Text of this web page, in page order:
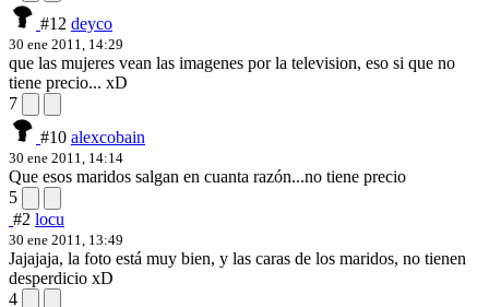
#12 deyco
30 ene 2011, 14:29
que las mujeres vean las imagenes por la television, eso si que no
tiene precio... xD
7
#10 alexcobain
30 ene 2011, 14:14
Que esos maridos salgan en cuanta razón...no tiene precio
5
#2 locu
30 ene 2011, 13:49
Jajajaja, la foto está muy bien, y las caras de los maridos, no tienen
desperdicio xD
4